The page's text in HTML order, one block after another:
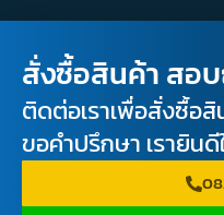
สั่งซื้อสินค้า สอ
ติดต่อเราเพื่อสั่งซื้อ
ขอคำปรึกษา เรายิน